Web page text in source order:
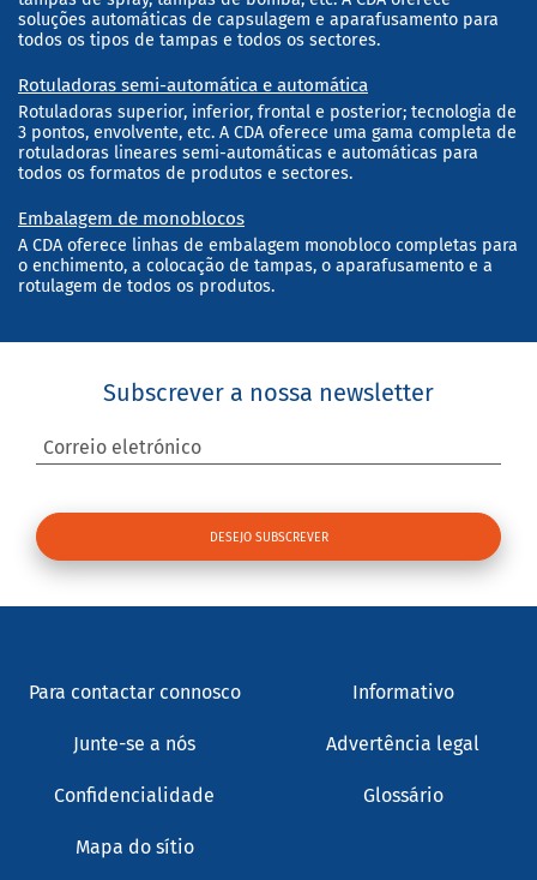
soluções automáticas de capsulagem e aparafusamento para
todos os tipos de tampas e todos os sectores.
Rotuladoras semi-automática e automática
Rotuladoras superior, inferior, frontal e posterior; tecnologia de
3 pontos, envolvente, etc. A CDA oferece uma gama completa de
rotuladoras lineares semi-automáticas e automáticas para
todos os formatos de produtos e sectores.
Embalagem de monoblocos
A CDA oferece linhas de embalagem monobloco completas para
o enchimento, a colocação de tampas, o aparafusamento e a
rotulagem de todos os produtos.
Subscrever a nossa newsletter
Correio eletrónico
Para contactar connosco Informativo
Junte-se a nós Advertência legal
Confidencialidade Glossário
Mapa do sítio